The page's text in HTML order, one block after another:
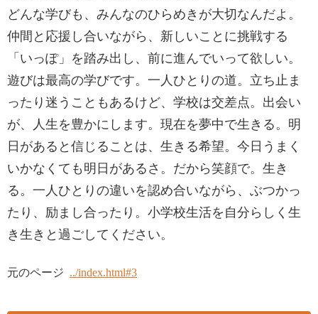
どんな学びも、みんなのひらめきが大切なんだよ。
仲間と応援し合いながら、新しいことに挑戦する
「いっぽ」を踏み出し、前に進んでいって欲しい。
遊びは最高の学びです。一人ひとりの道。立ち止ま
ったり迷うこともあるけど、学校は交差点。出会い
が、人生を豊かにします。現在を夢中で生きる。明
日があると信じることは、生きる希望。今日うまく
いかなくても明日があるさ。だから笑顔で。生き
る。一人ひとりの違いを認め合いながら、ぶつかっ
たり、励まし合ったり。小学校生活を自分らしく生
き生きと過ごしてください。
元のページ ../index.html#3